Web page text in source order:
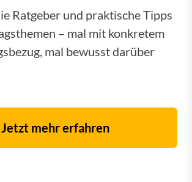
Ratgeber und praktische Tipps
– mal mit konkretem
mal bewusst darüber
Jetzt mehr erfahren